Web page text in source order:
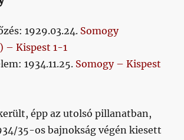
1929.03.24. Somogy
– Kispest 1-1
1934.11.25. Somogy – Kispest
épp az utolsó pillanatban,
35-os bajnokság végén kiesett